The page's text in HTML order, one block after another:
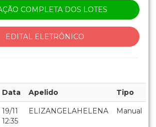
COMPLETA DOS LOTES
EDITAL ELETRÔNICO
Data Apelido Tipo
19/11
12:35
ELIZANGELAHELENA Manual